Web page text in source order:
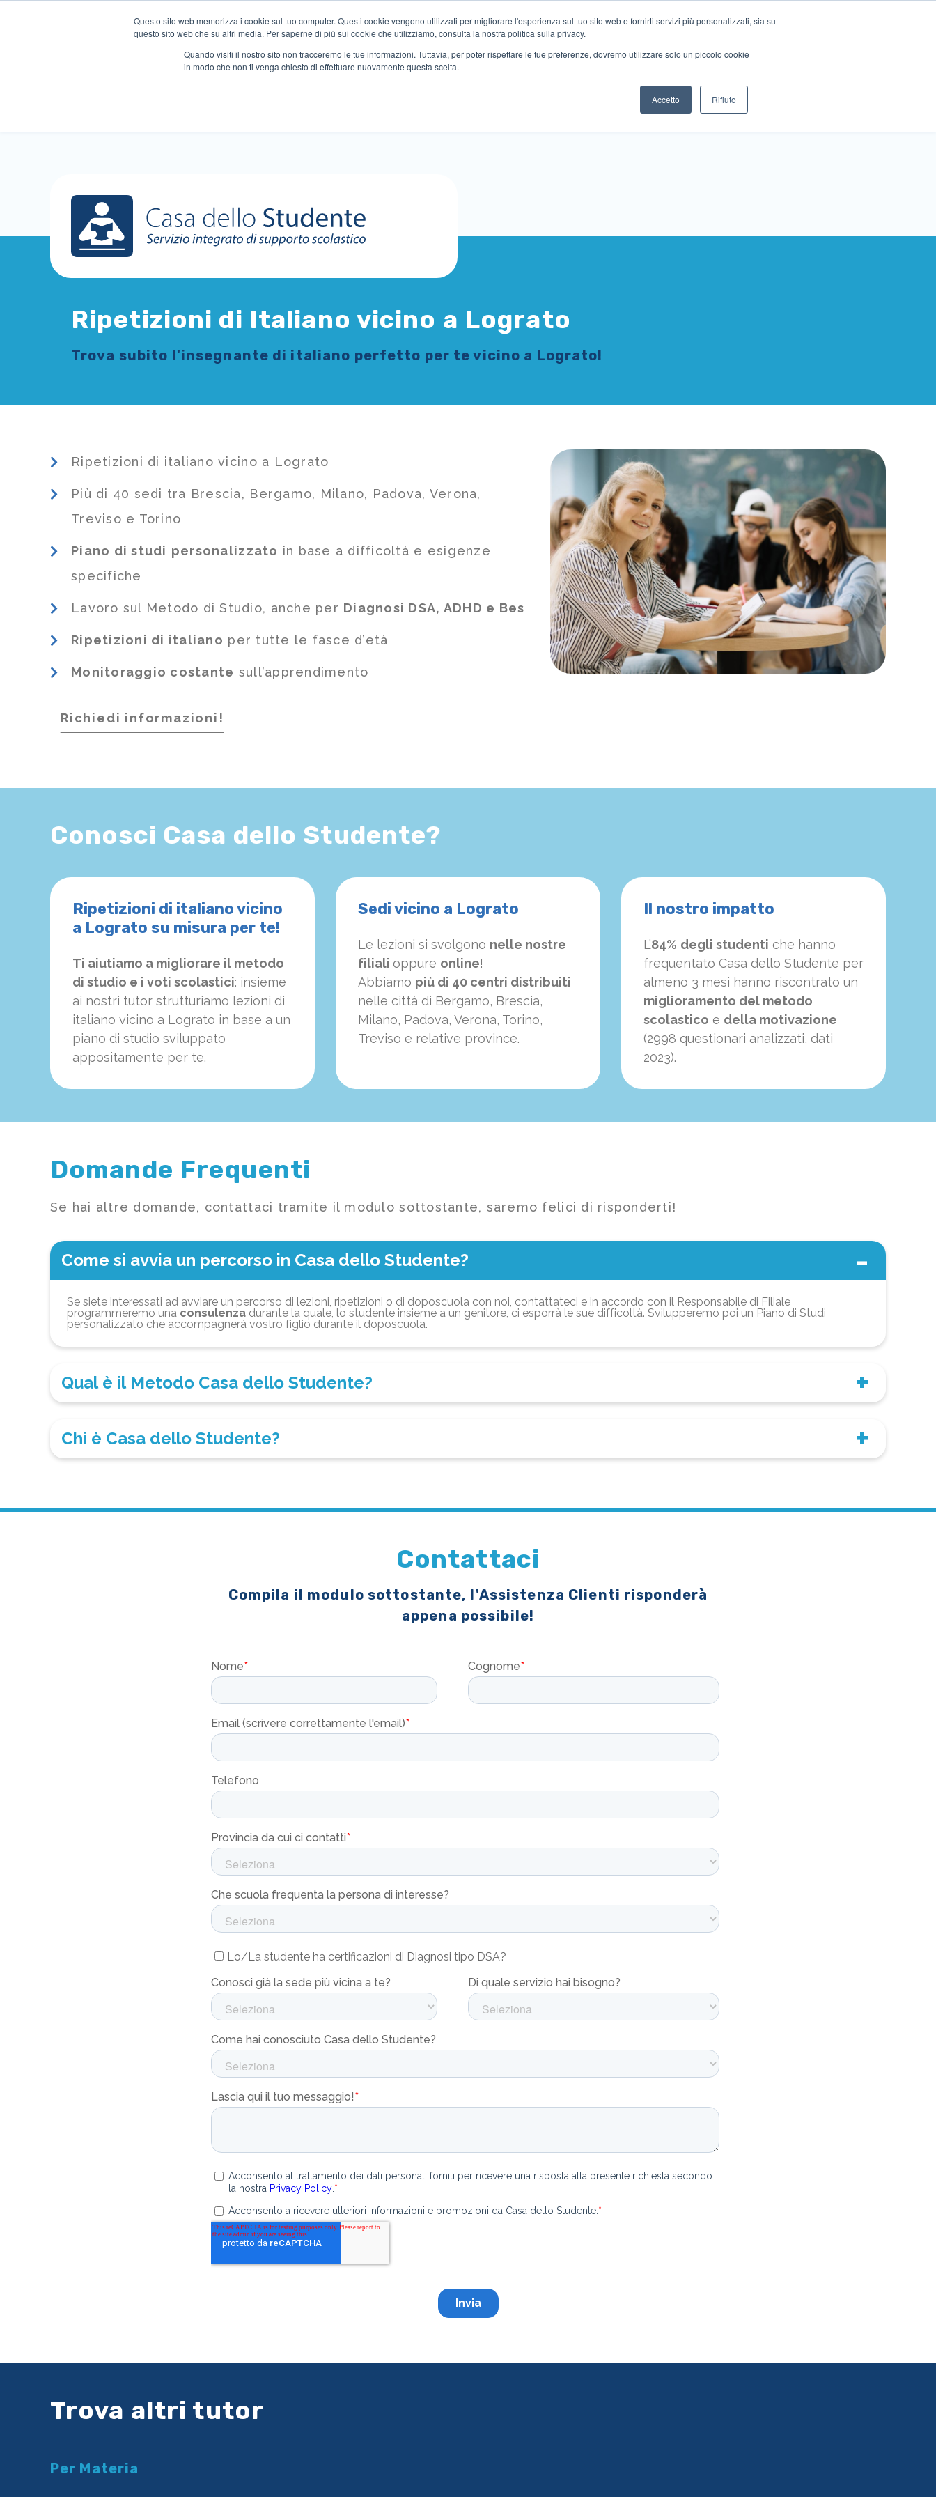
Questo sito web memorizza i cookie sul tuo computer. Questi cookie vengono utilizzati per migliorare l'esperienza sul tuo sito web e fornirti servizi più personalizzati, sia su
questo sito web che su altri media. Per saperne di più sui cookie che utilizziamo, consulta la nostra politica sulla privacy.
Quando visiti il ​​nostro sito non tracceremo le tue informazioni. Tuttavia, per poter rispettare le tue preferenze, dovremo utilizzare solo un piccolo cookie
in modo che non ti venga chiesto di effettuare nuovamente questa scelta.
Accetto Rifiuto
Ripetizioni di Italiano vicino a Lograto
Trova subito l'insegnante di italiano perfetto per te vicino a Lograto!
Ripetizioni di italiano vicino a Lograto
Più di 40 sedi tra Brescia, Bergamo, Milano, Padova, Verona,
Treviso e Torino
Piano di studi personalizzato in base a difficoltà e esigenze
specifiche
Lavoro sul Metodo di Studio, anche per Diagnosi DSA, ADHD e Bes
Ripetizioni di italiano per tutte le fasce d’età
Monitoraggio costante sull’apprendimento
Richiedi informazioni!
Conosci Casa dello Studente?
Ripetizioni di italiano vicino
a Lograto su misura per te!
Ti aiutiamo a migliorare il metodo
di studio e i voti scolastici: insieme
ai nostri tutor strutturiamo lezioni di
italiano vicino a Lograto in base a un
piano di studio sviluppato
appositamente per te.
Sedi vicino a Lograto
Le lezioni si svolgono nelle nostre
filiali oppure online!
Abbiamo più di 40 centri distribuiti
nelle città di Bergamo, Brescia,
Milano, Padova, Verona, Torino,
Treviso e relative province.
Il nostro impatto
L’84% degli studenti che hanno
frequentato Casa dello Studente per
almeno 3 mesi hanno riscontrato un
miglioramento del metodo
scolastico e della motivazione
(2998 questionari analizzati, dati
2023).
Domande Frequenti
Se hai altre domande, contattaci tramite il modulo sottostante, saremo felici di risponderti!
Come si avvia un percorso in Casa dello Studente?
Se siete interessati ad avviare un percorso di lezioni, ripetizioni o di doposcuola con noi, contattateci e in accordo con il Responsabile di Filiale
programmeremo una consulenza durante la quale, lo studente insieme a un genitore, ci esporrà le sue difficoltà. Svilupperemo poi un Piano di Studi
personalizzato che accompagnerà vostro figlio durante il doposcuola.
Qual è il Metodo Casa dello Studente?
Chi è Casa dello Studente?
Contattaci
Compila il modulo sottostante, l'Assistenza Clienti risponderà
appena possibile!
Trova altri tutor
Per Materia